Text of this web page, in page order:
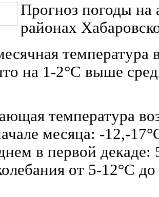
Прогноз погоды на
районах
температура
на 1-2°С выше
температура
месяца: -12,-
в первой декаде:
от 5-12°С